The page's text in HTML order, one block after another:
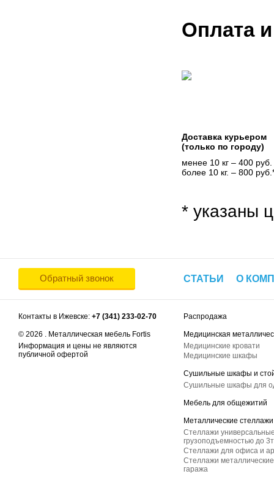
Оплата
Доставка курьером
(только по городу)
менее 10 кг – 400 руб.
более 10 кг. – 800
* указаны
Обратный звонок СТАТЬИ О
Контакты в Ижевске: +7 (341) 233-02-70
© 2026 . Металлическая мебель Fortis
Информация и цены не являются
публичной офертой
Распродажа
Медицинская
Медицинские кровати
Медицинские шкафы
Сушильные шкафы и
Сушильные шкафы для
Мебель для общежитий
Металлические стеллажи
Стеллажи
грузоподъемностью до
Стеллажи для офиса и
Стеллажи
гаража